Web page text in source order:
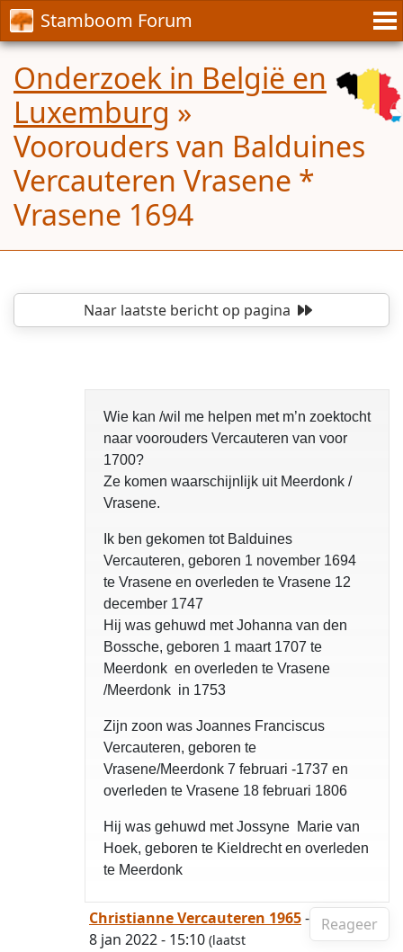
Stamboom Forum
Onderzoek in België en
Luxemburg »
Voorouders van Balduines
Vercauteren Vrasene *
Vrasene 1694
Naar laatste berichtop pagina
Wie kan /wil me helpen met m’n zoektocht
naar voorouders Vercauteren van voor
1700?
Ze komen waarschijnlijk uit Meerdonk /
Vrasene.
Ik ben gekomen tot Balduines
Vercauteren, geboren 1 november 1694
te Vrasene en overleden te Vrasene 12
december 1747
Hij was gehuwd met Johanna van den
Bossche, geboren 1 maart 1707 te
Meerdonk en overleden te Vrasene
/Meerdonk in 1753
Zijn zoon was Joannes Franciscus
Vercauteren, geboren te
Vrasene/Meerdonk 7 februari -1737 en
overleden te Vrasene 18 februari 1806
Hij was gehuwd met Jossyne Marie van
Hoek, geboren te Kieldrecht en overleden
te Meerdonk
Reageer
Christianne Vercauteren 1965-
8 jan 2022 - 15:10 (laatst